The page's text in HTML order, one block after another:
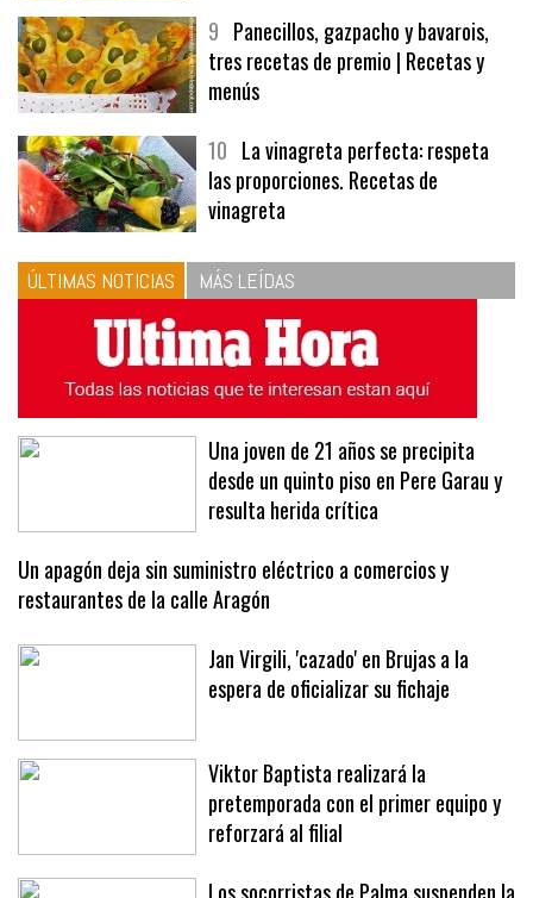
9Panecillos, gazpacho y bavarois,
tres recetas de premio | Recetas y
menús
10La vinagreta perfecta: respeta
las proporciones. Recetas de
vinagreta
ÚLTIMAS NOTICIAS MÁS LEÍDAS
Una joven de 21 años se precipita
desde un quinto piso en Pere Garau y
resulta herida crítica
Un apagón deja sin suministro eléctrico a comercios y
restaurantes de la calle Aragón
Jan Virgili, 'cazado' en Brujas a la
Viktor Baptista realizará la
pretemporada con el primer equipo y
reforzará al filial